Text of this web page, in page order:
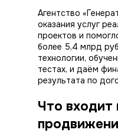
Агентство
оказания услуг
проектов и
более 5,4 млрд
технологии,
тестах, и даём
результата по
Что входит